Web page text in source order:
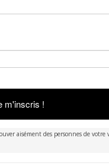
m'inscris !
aisément des personnes de